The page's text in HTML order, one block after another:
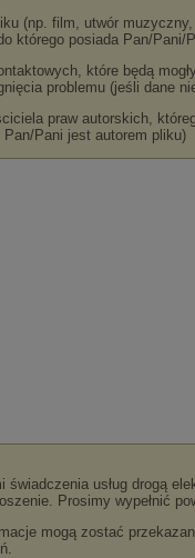
(np. film, utwór
którego posiada Pan/
które będą
problemu (jeśli dane
praw autorskich,
Pani jest autorem pliku)
usług drogą
Prosimy wypełnić
mogą zostać